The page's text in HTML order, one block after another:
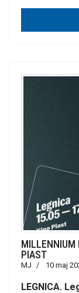
MILLENNIUM
PIAST
MJ 10 maj
LEGNICA.